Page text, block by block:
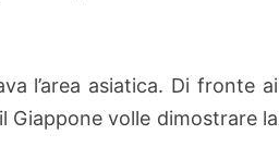
l’area asiatica. Di fronte ai
Giappone volle dimostrare la